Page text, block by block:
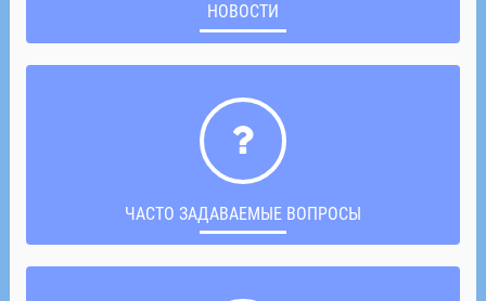
НОВОСТИ
ЧАСТО ЗАДАВАЕМЫЕ ВОПРОСЫ